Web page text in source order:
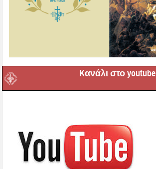
Kανάλι στο youtube